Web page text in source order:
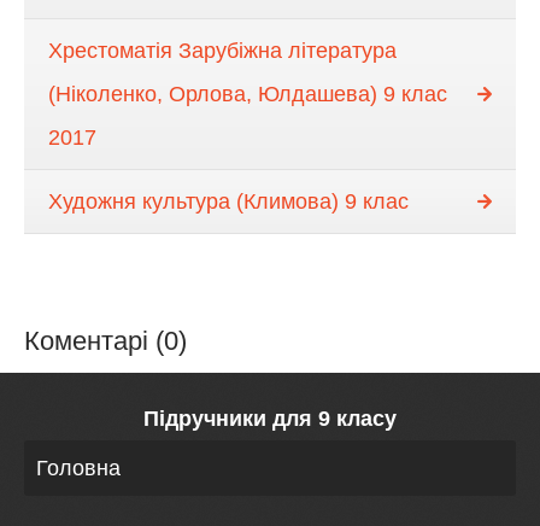
Хрестоматія Зарубіжна література
(Ніколенко, Орлова, Юлдашева) 9 клас
2017
Художня культура (Климова) 9 клас
Коментарі (0)
Підручники для 9 класу
Головна